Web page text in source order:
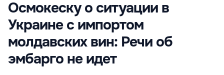
Осмокеску о ситуации в
Украине с импортом
молдавских вин: Речи об
эмбарго не идет